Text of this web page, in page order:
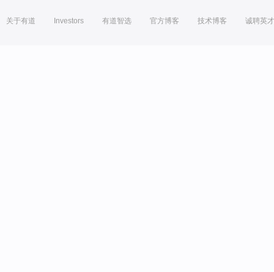
关于有道 Investors 有道智选 官方博客 技术博客 诚聘英才